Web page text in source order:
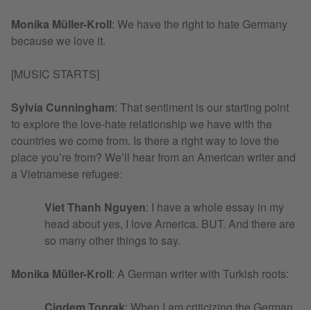
Monika Müller-Kroll: We have the right to hate Germany
because we love it.
[MUSIC STARTS]
Sylvia Cunningham: That sentiment is our starting point
to explore the love-hate relationship we have with the
countries we come from. Is there a right way to love the
place you’re from? We’ll hear from an American writer and
a Vietnamese refugee:
Viet Thanh Nguyen: I have a whole essay in my
head about yes, I love America. BUT. And there are
so many other things to say.
Monika Müller-Kroll: A German writer with Turkish roots: